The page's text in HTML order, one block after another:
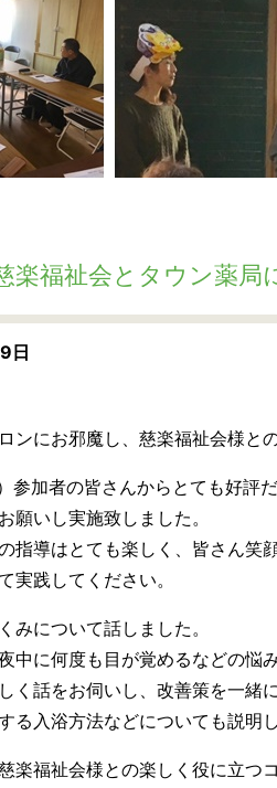
楽福祉会とタウン薬
日
ンにお邪魔し、慈楽福祉会様と
参加者の皆さんからとても好評
願いし実施致しました。
指導はとても楽しく、皆さん笑
実践してください。
みについて話しました。
中に何度も目が覚めるなどの悩
く話をお伺いし、改善策を一緒
る入浴方法などについても説明し
楽福祉会様との楽しく役に立つ